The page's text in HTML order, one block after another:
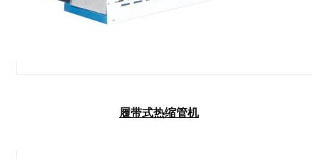
履带式热缩管机